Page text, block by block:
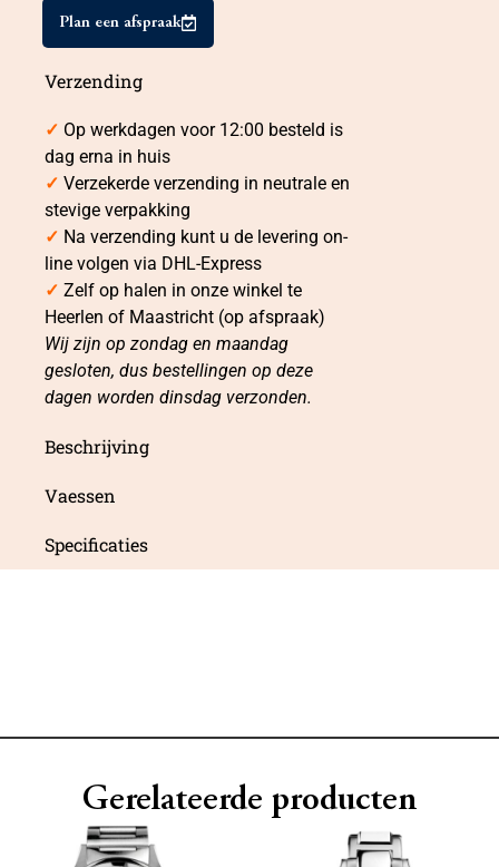
Plan een afspraak
Verzending
✓ Op werkdagen voor 12:00 besteld is
dag erna in huis
✓ Verzekerde verzending in neutrale en
stevige verpakking
✓ Na verzending kunt u de levering on-
line volgen via DHL-Express
✓ Zelf op halen in onze winkel te
Heerlen of Maastricht (op afspraak)
Wij zijn op zondag en maandag
gesloten, dus bestellingen op deze
dagen worden dinsdag verzonden.
Beschrijving
Vaessen
Specificaties
Gerelateerde producten